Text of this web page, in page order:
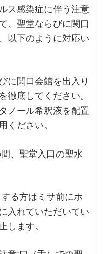
ス感染症に伴う注意
、聖堂ならびに関口
以下のように対応い
に関口会館を出入り
徹底してください。
ノール希釈液を配置
ください。
、聖堂入口の聖水
る方はミサ前にホ
入れていただいてい
します。